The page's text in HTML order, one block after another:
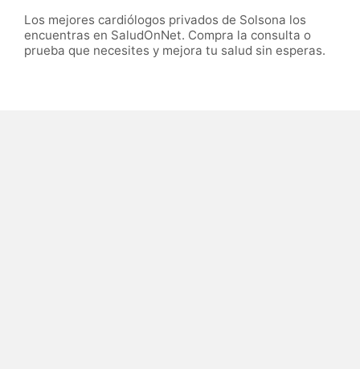
Los mejores cardiólogos privados de Solsona los
encuentras en SaludOnNet. Compra la consulta o
prueba que necesites y mejora tu salud sin esperas.